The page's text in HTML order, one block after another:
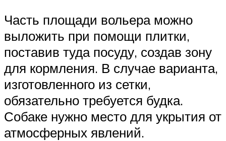
Часть площади вольера можно
выложить при помощи плитки,
поставив туда посуду, создав зону
для кормления. В случае варианта,
изготовленного из сетки,
обязательно требуется будка.
Собаке нужно место для укрытия от
атмосферных явлений.